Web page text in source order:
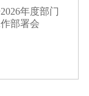
年度部门
部署会